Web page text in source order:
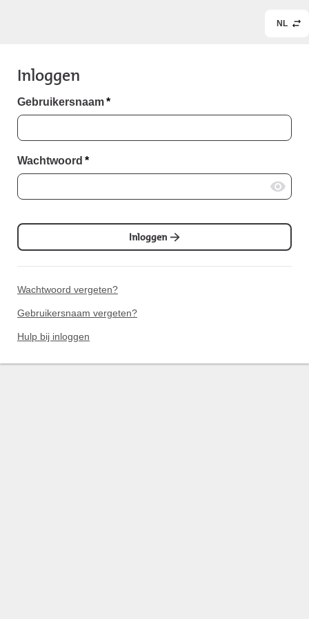
NL
Inloggen
Gebruikersnaam*
Wachtwoord *
Inloggen
Wachtwoord vergeten?
Gebruikersnaam vergeten?
Hulp bij inloggen